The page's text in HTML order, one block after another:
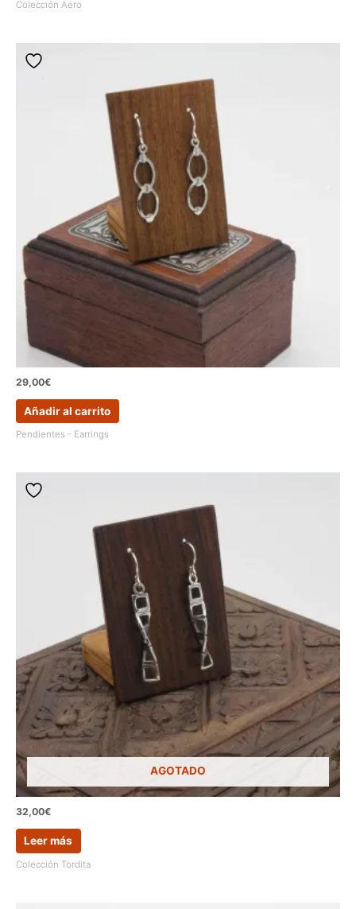
Colección Aero
29,00€
Añadir al carrito
Pendientes - Earrings
AGOTADO
32,00€
Leer más
Colección Tordita